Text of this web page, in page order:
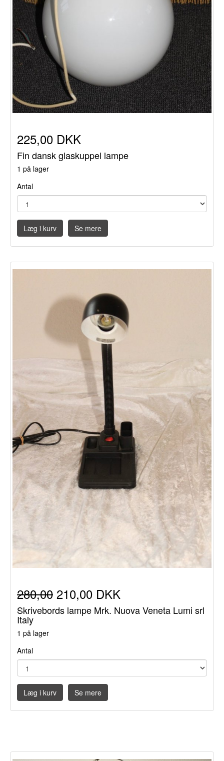
225,00 DKK
Fin dansk glaskuppel lampe
1 på lager
Antal
Læg i kurv Se mere
280,00 210,00 DKK
Skrivebords lampe Mrk. Nuova Veneta Lumi srl
Italy
1 på lager
Antal
Læg i kurv Se mere